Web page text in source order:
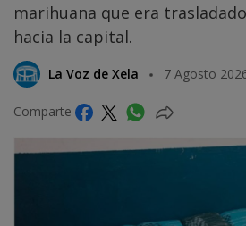
marihuana que era
hacia la capital.
La Voz de Xela 7 Agosto
Comparte